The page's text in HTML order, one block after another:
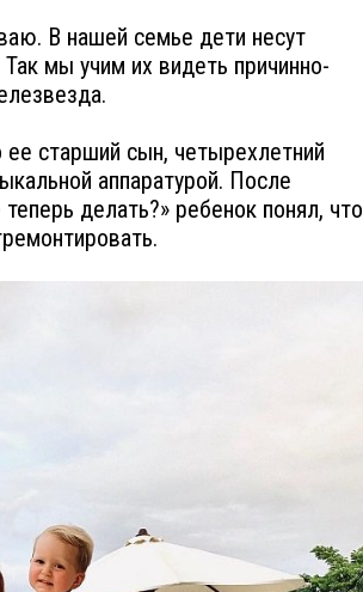
В нашей семье дети несут
Так мы учим их видеть причинно-
ее старший сын, четырехлетний
аппаратурой. После
делать?» ребенок понял, что